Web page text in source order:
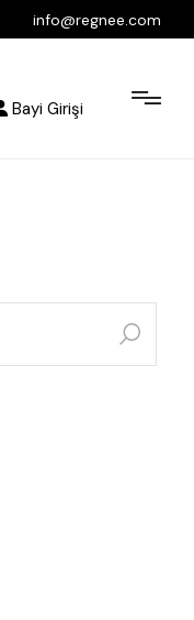
info@regnee.com
Bayi Girişi